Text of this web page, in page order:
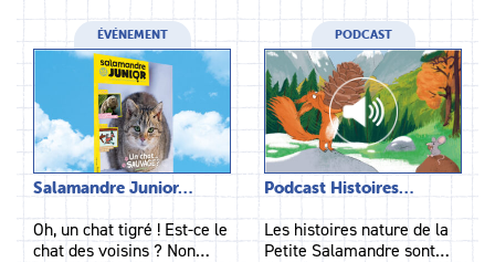
ÉVÉNEMENT
Salamandre Junior…
Oh, un chat tigré ! Est-ce le
chat des voisins ? Non…
PODCAST
Podcast Histoires…
Les histoires nature de la
Petite Salamandre sont…